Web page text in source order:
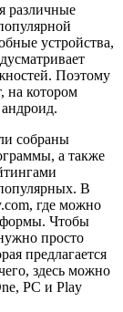
различные
устройства,
Поэтому
на котором
собраны
а также
В
где можно
Чтобы
просто
предлагается
здесь можно
PC и Play